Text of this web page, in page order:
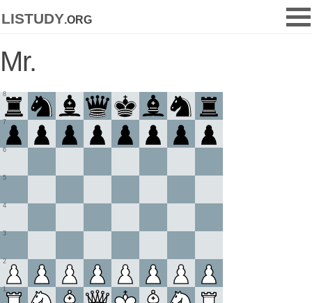
listudy.org
Mr.
1
2
3
4
5
6
7
8